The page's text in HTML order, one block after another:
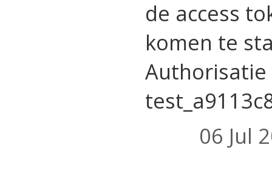
de access
komen te
Authorisatie
06 Jul